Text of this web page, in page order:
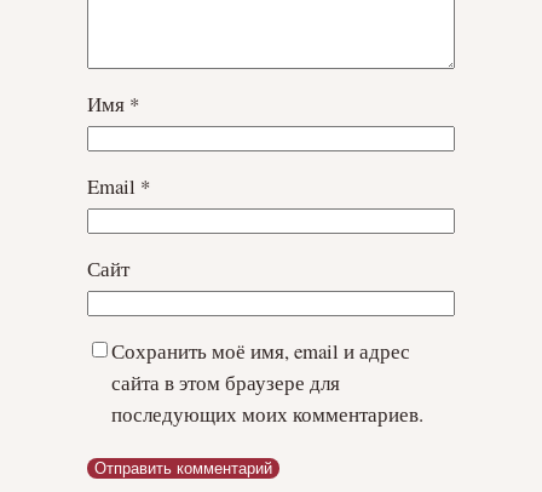
Имя *
Email *
Сайт
Сохранить моё имя, email и адрес
сайта в этом браузере для
последующих моих комментариев.